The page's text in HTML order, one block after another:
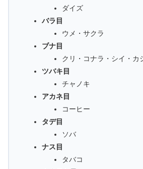
ダイズ
バラ目
ウメ・サクラ
ブナ目
クリ・コナラ・シイ・カ
ツバキ目
チャノキ
アカネ目
コーヒー
タデ目
ソバ
ナス目
タバコ